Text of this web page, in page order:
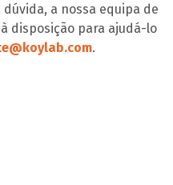
a nossa equipa de
disposição para ajudá-lo
.